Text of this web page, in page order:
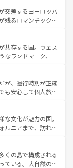
する。 なお、新着のスペイン情報は コ
な宮殿、歴史的な大
然が、訪れる者を心
の国としても知ら
、プロヴァンスの
しみ方が可能だ。さ
ており、どの街角に
異なる文化を体験で
ス情報はコンテンツ一覧
交差するヨーロッパ
残るロマンチック街
ることがない。ベ
アルプスの絶景、そ
風景は必見。ビール
、新着の
てほしい。
共存する国。ウェス
なランドマーク、歴
優雅なアフタヌーン
国パブ、サッカー観
豊富。イギリスを旅
が、運行時刻が正確
も安心して個人旅行
ではのユニークな
く町歩きも満喫する
物価も高いが、旅行
。 なお、新
参照してほしい。
な文化が魅力の国。
ルニアまで、訪れる
グ、エンターテイ
だ。一方、アメリカ
ャニオンやイエロー
くの島で構成される
ている。大自然の神